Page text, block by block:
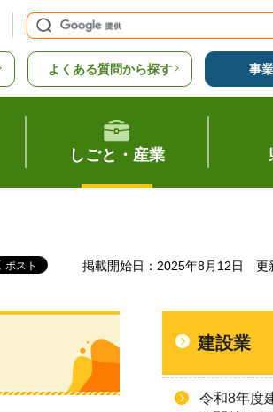
よくある質問から探す 事
しごと・産業
掲載開始日：2025年8月12日 更
建設業
令和8年度